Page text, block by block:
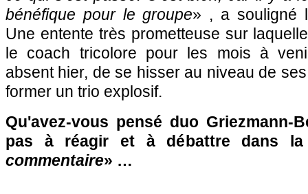
bénéfique pour le groupe» , a souligné
Une entente très prometteuse sur
le coach tricolore pour les mois à
absent hier, de se hisser au niveau de
former un trio explosif.
Qu'avez-vous pensé duo Griezmann-
pas à réagir et à débattre dans
commentaire» …